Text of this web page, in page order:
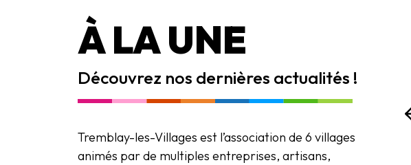
À LA UNE
Découvrez nos dernières actualités !
Tremblay-les-Villages est l’association de 6 villages
animés par de multiples entreprises, artisans,